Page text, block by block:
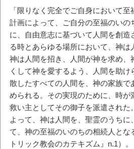
「限りなく完全でご自身において
計画によって、ご自分の至福のいの
に、自由意志に基づいて人間を創造
る時とあらゆる場所において、神は
神は人間を招き、人間が神を求め、
くして神を愛するよう、人間を助
散したすべての人間を、神の家族で
められる。その実現のために、時が
救い主としてその御子を派遣された
よって、神は人間を、聖霊のうちに
て、神の至福のいのちの相続人とな
トリック教会のカテキズム』n.1）。